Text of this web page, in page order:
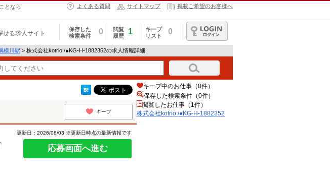
となら
よくある質問 サイトマップ 掲載ご希望のお客様へ
せる求人サイト
保存した
検索条件
0
閲覧
履歴
1
キープ
リスト
0
ログイン
横川駅 > 株式会社kotrio /●KG-H-1882352の求人情報詳細
キープ
更新日：2026/08/03 ※更新日時点の最新情報です
応募画面へ進む
キープ中のお仕事（0件）
保存した検索条件（0件）
閲覧したお仕事（1件）
株式会社kotrio /●KG-H-1882352